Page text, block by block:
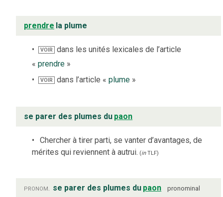
prendre la plume
VOIR
dans les unités lexicales de l’article
« prendre »
VOIR dans l’article «plume »
se parer des plumes du paon
Chercher à tirer parti, se vanter d’avantages, de
mérites qui reviennent à autrui. (inTLF)
pronom. se parer des plumes du paon pronominal